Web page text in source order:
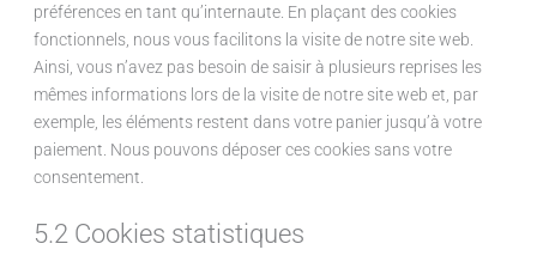
préférences en tant qu’internaute. En plaçant des cookies
fonctionnels, nous vous facilitons la visite de notre site web.
Ainsi, vous n’avez pas besoin de saisir à plusieurs reprises les
mêmes informations lors de la visite de notre site web et, par
exemple, les éléments restent dans votre panier jusqu’à votre
paiement. Nous pouvons déposer ces cookies sans votre
consentement.
5.2 Cookies statistiques